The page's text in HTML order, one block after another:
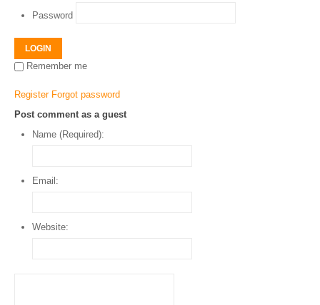
Password
LOGIN
Remember me
Register Forgot password
Post comment as a guest
Name (Required):
Email:
Website: